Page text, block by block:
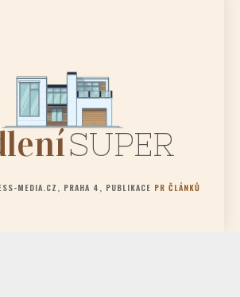
SUPER
MEDIA.CZ, PRAHA 4, PUBLIKACE PR ČLÁNKŮ